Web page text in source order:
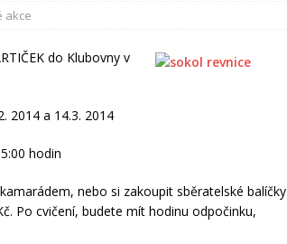
akce
do Klubovny v
2014 a 14.3. 2014
hodin
nebo si zakoupit sběratelské balíčky
Po cvičení,budete mít hodinu odpočinku,